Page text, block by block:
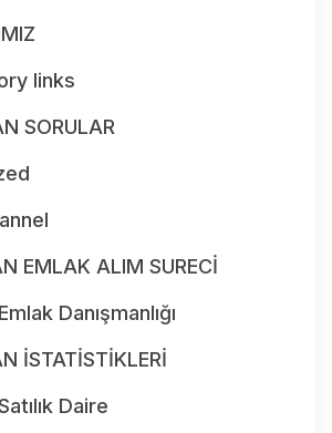
links
SORULAR
EMLAK ALIM SURECİ
Danışmanlığı
İSTATİSTİKLERİ
Daire